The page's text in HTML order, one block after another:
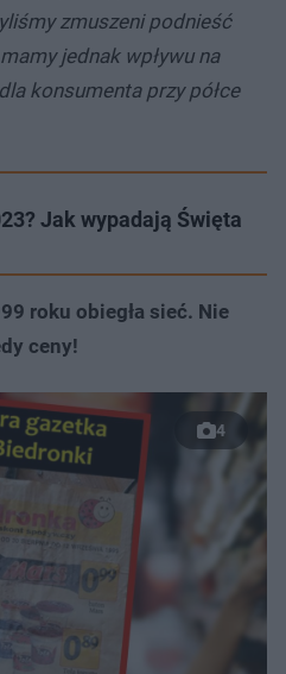
zmuszeni podnieść
jednak wpływu na
konsumenta przy półce
Jak wypadają Święta
roku obiegła sieć. Nie
ceny!
4